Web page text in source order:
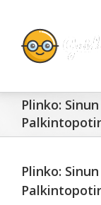
Plinko:
Plinko: